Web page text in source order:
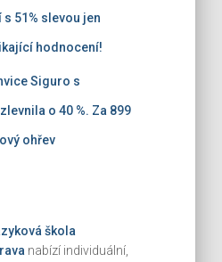
51% slevou jen
hodnocení!
Siguro s
o 40 %. Za 899
ohřev
škola
nabízí individuální,